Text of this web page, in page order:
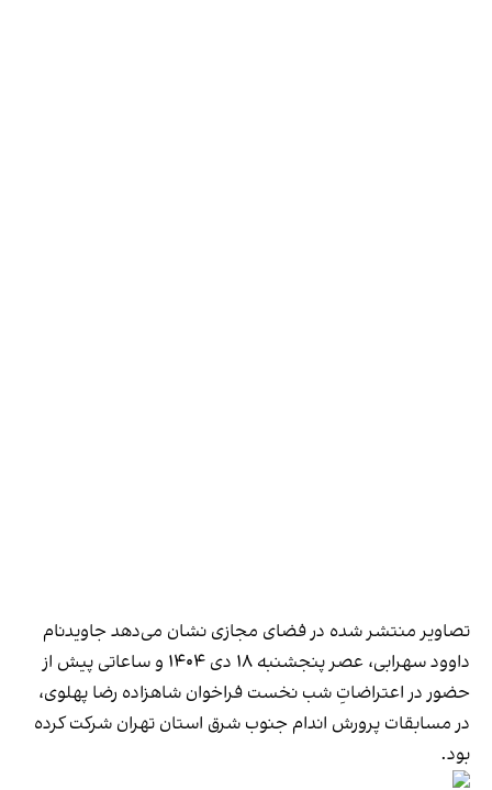
تصاویر منتشر شده در فضای مجازی نشان می‌دهد جاویدنام
داوود سهرابی، عصر پنجشنبه ۱۸ دی ۱۴۰۴ و ساعاتی پیش از
حضور در اعتراضاتِ شب نخست فراخوان شاهزاده رضا پهلوی،
در مسابقات پرورش اندام جنوب شرق استان تهران شرکت کرده
بود.